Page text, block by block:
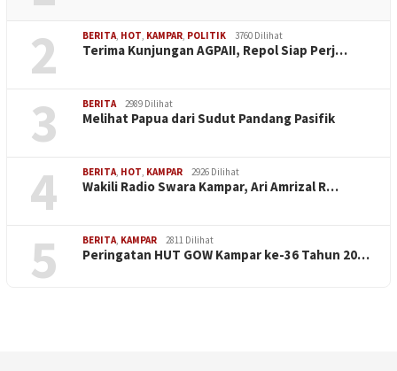
2 BERITA, HOT, KAMPAR, POLITIK 3760 Dilihat
Terima Kunjungan AGPAII, Repol Siap Perj…
3 BERITA 2989 Dilihat
Melihat Papua dari Sudut Pandang Pasifik
4 BERITA, HOT, KAMPAR 2926 Dilihat
Wakili Radio Swara Kampar, Ari Amrizal R…
5 BERITA, KAMPAR 2811 Dilihat
Peringatan HUT GOW Kampar ke-36 Tahun 20…